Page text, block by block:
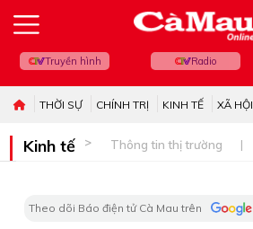
Truyền hình Radio
THỜI SỰ CHÍNH TRỊ KINH TẾ XÃ HỘI
Kinh tế Thông tin thị trường
Theo dõi Báo điện tử Cà Mau trên